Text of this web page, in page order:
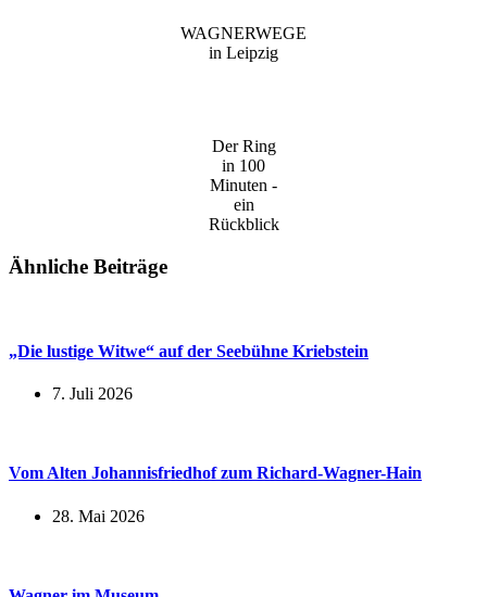
WAGNERWEGE
in Leipzig
Der Ring
in 100
Minuten -
ein
Rückblick
Ähnliche Beiträge
„Die lustige Witwe“ auf der Seebühne Kriebstein
7. Juli 2026
Vom Alten Johannisfriedhof zum Richard-Wagner-Hain
28. Mai 2026